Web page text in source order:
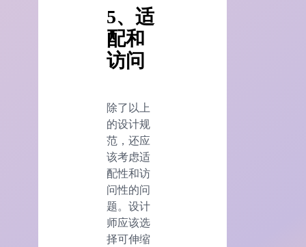
5、适
配和
访问
除了以上
的设计规
范，还应
该考虑适
配性和访
问性的问
题。设计
师应该选
择可伸缩